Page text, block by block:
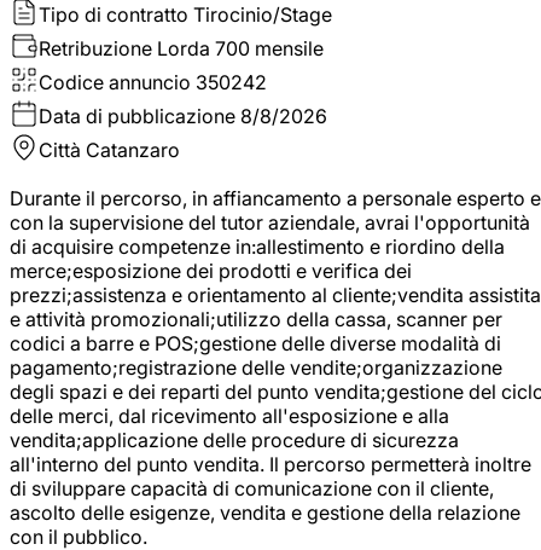
Tipo di contratto Tirocinio/Stage
Retribuzione Lorda 700 mensile
Codice annuncio 350242
Data di pubblicazione 8/8/2026
Città Catanzaro
Durante il percorso, in affiancamento a personale esperto e
con la supervisione del tutor aziendale, avrai l'opportunità
di acquisire competenze in:allestimento e riordino della
merce;esposizione dei prodotti e verifica dei
prezzi;assistenza e orientamento al cliente;vendita assistita
e attività promozionali;utilizzo della cassa, scanner per
codici a barre e POS;gestione delle diverse modalità di
pagamento;registrazione delle vendite;organizzazione
degli spazi e dei reparti del punto vendita;gestione del
delle merci, dal ricevimento all'esposizione e alla
vendita;applicazione delle procedure di sicurezza
all'interno del punto vendita. Il percorso permetterà inoltre
di sviluppare capacità di comunicazione con il cliente,
ascolto delle esigenze, vendita e gestione della relazione
con il pubblico.